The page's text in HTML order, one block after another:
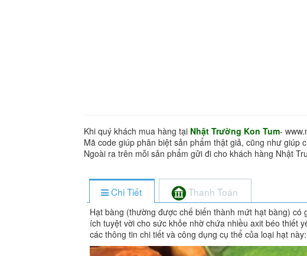
Khi quý khách mua hàng tại Nhật Trường Kon Tum-
Mã code giúp phân biệt sản phẩm thật giả, cũng như giúp
Ngoài ra trên mỗi sản phẩm gửi đi cho khách hàng Nhật
Chi Tiết Thanh Toán
Hạt bàng (thường được chế biến thành mứt hạt bàng) có
ích tuyệt vời cho sức khỏe nhờ chứa nhiều axit béo thiết
các thông tin chi tiết và công dụng cụ thể của loại hạt này: